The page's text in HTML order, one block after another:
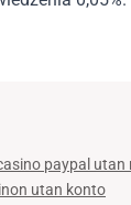
paypal utan
utan konto